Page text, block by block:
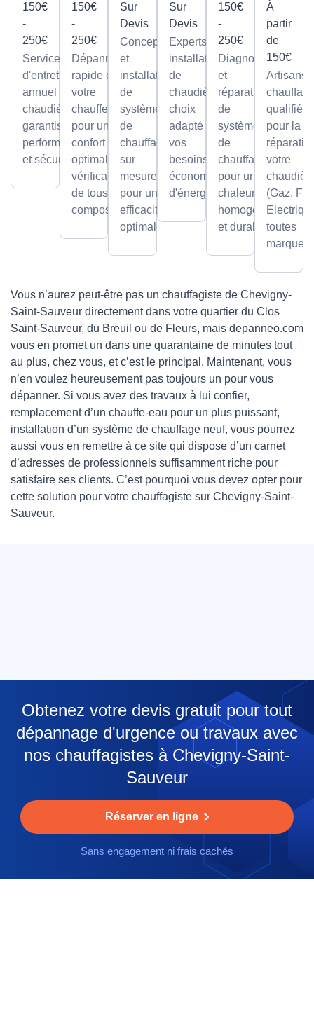
150€
-
250€
Service
d'entretien
annuel pour
chaudières,
garantissant
performance
et sécurité.
150€
-
250€
Dépannage
rapide de
votre
chauffe-eau
pour un
confort
optimal avec
vérification
de tous les
composants.
Sur
Devis
Conception
et
installation
de
systèmes
de
chauffage
sur
mesure,
pour une
efficacité
optimale.
Sur
Devis
Experts en
installation
de
chaudières,
choix
adapté à
vos
besoins et
économies
d'énergie.
150€
-
250€
Diagnostic
et
réparation
de
systèmes
de
chauffage
pour une
chaleur
homogène
et durable.
À
partir
de
150€
Artisans
qualifiés
pour la
votre
(Gaz,
toutes
marques.
Vous n’aurez peut-être pas un chauffagiste de Chevigny-
Saint-Sauveur directement dans votre quartier du Clos
Saint-Sauveur, du Breuil ou de Fleurs, mais depanneo.com
vous en promet un dans une quarantaine de minutes tout
au plus, chez vous, et c’est le principal. Maintenant, vous
n’en voulez heureusement pas toujours un pour vous
dépanner. Si vous avez des travaux à lui confier,
remplacement d’un chauffe-eau pour un plus puissant,
installation d’un système de chauffage neuf, vous pourrez
aussi vous en remettre à ce site qui dispose d’un carnet
d’adresses de professionnels suffisamment riche pour
satisfaire ses clients. C’est pourquoi vous devez opter pour
cette solution pour votre chauffagiste sur Chevigny-Saint-
Sauveur.
Obtenez votre devis gratuit pour tout
dépannage d'urgence ou travaux avec
nos chauffagistes à Chevigny-Saint-
Sauveur
Réserver en ligne
Sans engagement ni frais cachés